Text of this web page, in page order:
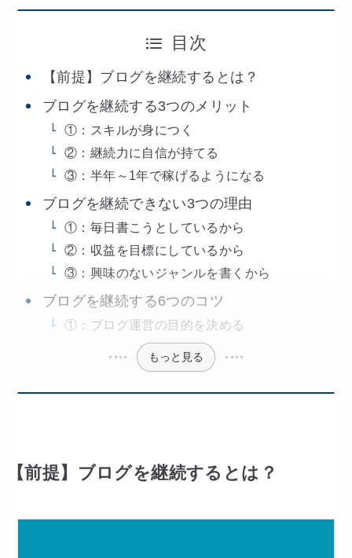
目次
【前提】ブログを継続するとは？
ブログを継続する3つのメリット
①：スキルが身につく
②：継続力に自信が持てる
③：半年～1年で稼げるようになる
ブログを継続できない3つの理由
①：毎日書こうとしているから
②：収益を目標にしているから
③：興味のないジャンルを書くから
ブログを継続する6つのコツ
①：ブログ運営の目的を決める
もっと見る
【前提】ブログを継続するとは？